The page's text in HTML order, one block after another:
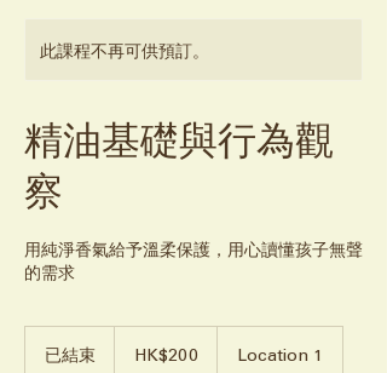
此課程不再可供預訂。
精油基礎與行為觀
察
用純淨香氣給予溫柔保護，用心讀懂孩子無聲
的需求
已結束 HK$200 Location 1